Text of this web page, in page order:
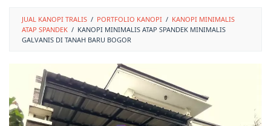
JUAL KANOPI TRALIS / PORTFOLIO KANOPI / KANOPI MINIMALIS
ATAP SPANDEK / KANOPI MINIMALIS ATAP SPANDEK MINIMALIS
GALVANIS DI TANAH BARU BOGOR